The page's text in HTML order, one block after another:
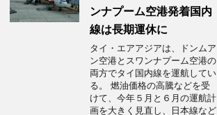
ンナプーム空港発着国内
線は長期運休に
タイ・エアアジアは、ドンムア
ン空港とスワンナプーム空港の
両方でタイ国内線を運航してい
る。 燃油価格の高騰などを受
けて、今年５月と６月の運航計
画を大きく見直し、日本線など